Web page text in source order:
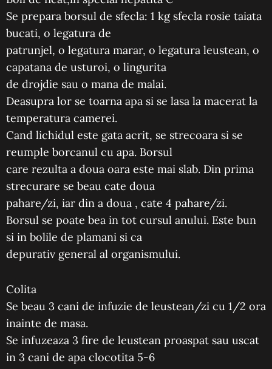
Se prepara borsul de sfecla: 1 kg sfecla rosie taiata
bucati, o legatura de
patrunjel, o legatura marar, o legatura leustean, o
capatana de usturoi, o lingurita
de drojdie sau o mana de malai.
Deasupra lor se toarna apa si se lasa la macerat la
temperatura camerei.
Cand lichidul este gata acrit, se strecoara si se
reumple borcanul cu apa. Borsul
care rezulta a doua oara este mai slab. Din prima
strecurare se beau cate doua
pahare/zi, iar din a doua , cate 4 pahare/zi.
Borsul se poate bea in tot cursul anului. Este bun
si in bolile de plamani si ca
depurativ general al organismului.
Colita
Se beau 3 cani de infuzie de leustean/zi cu 1/2 ora
inainte de masa.
Se infuzeaza 3 fire de leustean proaspat sau uscat
in 3 cani de apa clocotita 5-6